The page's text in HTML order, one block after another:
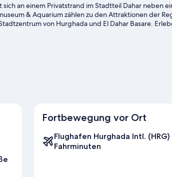
an einem Privatstrand im Stadtteil Dahar neben
& Aquarium zählen zu den Attraktionen der
von Hurghada und El Dahar Basare.
oder genieße einfach die Natur beim
Fortbewegung vor Ort
Flughafen Hurghada Intl. (HRG)
Fahrminuten